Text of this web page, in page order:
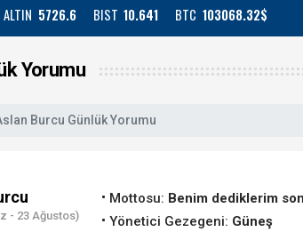
ALTIN 5726.6 BIST 10.641 BTC 103068.32$
Yorumu
Burcu Günlük Yorumu
- 23 Ağustos)
Mottosu: Benim dediklerim
Yönetici Gezegeni: Güneş